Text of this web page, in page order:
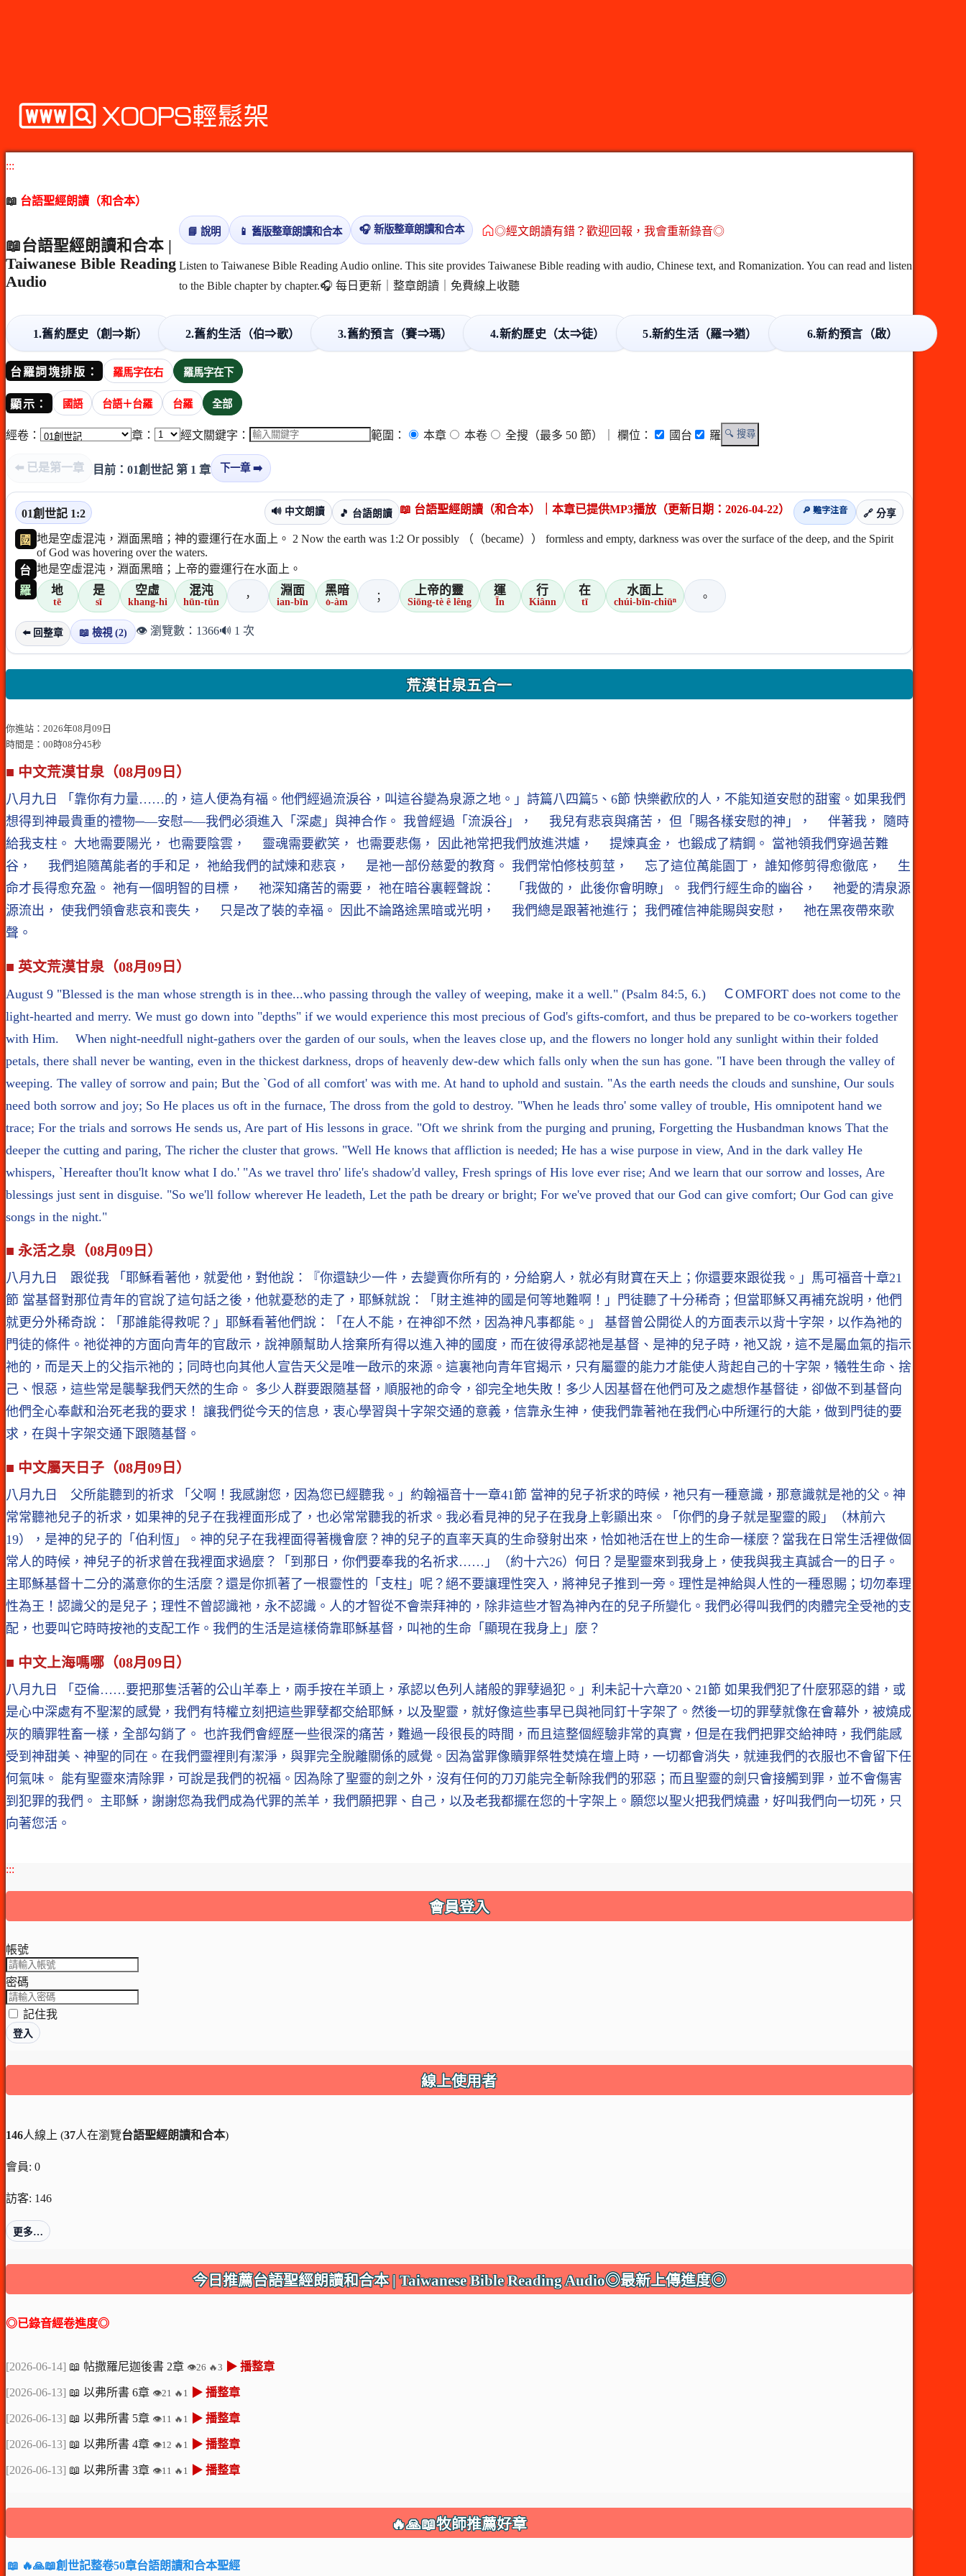
:::
📖 台語聖經朗讀（和合本）
📖台語聖經朗讀和合本 |
Taiwanese Bible Reading
Audio
📘 說明 📱 舊版整章朗讀和合本 🎧 新版整章朗讀和合本 ◎經文朗讀有錯？歡迎回報，我會重新錄音◎
Listen to Taiwanese Bible Reading Audio online. This site provides Taiwanese Bible reading with audio, Chinese text, and Romanization. You can read and listen
to the Bible chapter by chapter.🎧 每日更新｜整章朗讀｜免費線上收聽
1.舊約歷史（創⇒斯） 2.舊約生活（伯⇒歌） 3.舊約預言（賽⇒瑪） 4.新約歷史（太⇒徒） 5.新約生活（羅⇒猶） 6.新約預言（啟）
台羅詞塊排版： 羅馬字在右 羅馬字在下
顯示： 國語 台語＋台羅 台羅 全部
經卷： 章： 經文關鍵字： 範圍： 本章 本卷 全搜（最多 50 節） ｜ 欄位： 國台 羅 🔍 搜尋
⬅️ 已是第一章 目前：01創世記 第 1 章 下一章 ➡️
01創世記 1:2 🔊 中文朗讀 🎵 台語朗讀 📖 台語聖經朗讀（和合本）｜本章已提供MP3播放（更新日期：2026-04-22） 🔎 難字注音 🔗 分享
國 地是空虛混沌，淵面黑暗；神的靈運行在水面上。 2 Now the earth was 1:2 Or possibly （（became）） formless and empty, darkness was over the surface of the deep, and the Spirit
of God was hovering over the waters.
台 地是空虛混沌，淵面黑暗；上帝的靈運行在水面上。
羅
地
tē
是
sī
空虛
khang-hi
混沌
hūn-tūn ， 淵面
ian-bīn
黑暗
o͘-àm ； 上帝的靈
Siōng-tè ê lêng
運
Īn
行
Kiânn
在
tī
水面上
chúi-bīn-chiūⁿ 。
⬅️ 回整章 📖 檢視 (2) 👁️ 瀏覽數：1366🔊 1 次
荒漠甘泉五合一
你進站：2026年08月09日
時間是：00時08分45秒
■ 中文荒漠甘泉（08月09日）
八月九日 「靠你有力量……的，這人便為有福。他們經過流淚谷，叫這谷變為泉源之地。」詩篇八四篇5、6節 快樂歡欣的人，不能知道安慰的甜蜜。如果我們
想得到神最貴重的禮物─—安慰─—我們必須進入「深處」與神合作。 我曾經過「流淚谷」， 我兒有悲哀與痛苦， 但「賜各樣安慰的神」， 伴著我， 隨時
給我支柱。 大地需要陽光， 也需要陰雲， 靈魂需要歡笑， 也需要悲傷， 因此祂常把我們放進洪爐， 提煉真金， 也鍛成了精鋼。 當祂領我們穿過苦難
谷， 我們追隨萬能者的手和足， 祂給我們的試煉和悲哀， 是祂一部份慈愛的教育。 我們常怕修枝剪莖， 忘了這位萬能園丁， 誰知修剪得愈徹底， 生
命才長得愈充盈。 祂有一個明智的目標， 祂深知痛苦的需要， 祂在暗谷裏輕聲說： 「我做的， 此後你會明瞭」。 我們行經生命的幽谷， 祂愛的清泉源
源流出， 使我們領會悲哀和喪失， 只是改了裝的幸福。 因此不論路途黑暗或光明， 我們總是跟著祂進行； 我們確信神能賜與安慰， 祂在黑夜帶來歌
聲。
■ 英文荒漠甘泉（08月09日）
August 9 "Blessed is the man whose strength is in thee...who passing through the valley of weeping, make it a well." (Psalm 84:5, 6.) ＣOMFORT does not come to the
light-hearted and merry. We must go down into "depths" if we would experience this most precious of God's gifts-comfort, and thus be prepared to be co-workers together
with Him. When night-needfull night-gathers over the garden of our souls, when the leaves close up, and the flowers no longer hold any sunlight within their folded
petals, there shall never be wanting, even in the thickest darkness, drops of heavenly dew-dew which falls only when the sun has gone. "I have been through the valley of
weeping. The valley of sorrow and pain; But the `God of all comfort' was with me. At hand to uphold and sustain. "As the earth needs the clouds and sunshine, Our souls
need both sorrow and joy; So He places us oft in the furnace, The dross from the gold to destroy. "When he leads thro' some valley of trouble, His omnipotent hand we
trace; For the trials and sorrows He sends us, Are part of His lessons in grace. "Oft we shrink from the purging and pruning, Forgetting the Husbandman knows That the
deeper the cutting and paring, The richer the cluster that grows. "Well He knows that affliction is needed; He has a wise purpose in view, And in the dark valley He
whispers, `Hereafter thou'lt know what I do.' "As we travel thro' life's shadow'd valley, Fresh springs of His love ever rise; And we learn that our sorrow and losses, Are
blessings just sent in disguise. "So we'll follow wherever He leadeth, Let the path be dreary or bright; For we've proved that our God can give comfort; Our God can give
songs in the night."
■ 永活之泉（08月09日）
八月九日 跟從我 「耶穌看著他，就愛他，對他說：『你還缺少一件，去變賣你所有的，分給窮人，就必有財寶在天上；你還要來跟從我。」馬可福音十章21
節 當基督對那位青年的官說了這句話之後，他就憂愁的走了，耶穌就說：「財主進神的國是何等地難啊！」門徒聽了十分稀奇；但當耶穌又再補充說明，他們
就更分外稀奇說：「那誰能得救呢？」耶穌看著他們說：「在人不能，在神卻不然，因為神凡事都能。」 基督曾公開從人的方面表示以背十字架，以作為祂的
門徒的條件。祂從神的方面向青年的官啟示，說神願幫助人捨棄所有得以進入神的國度，而在彼得承認祂是基督、是神的兒子時，祂又說，這不是屬血氣的指示
祂的，而是天上的父指示祂的；同時也向其他人宣告天父是唯一啟示的來源。這裏祂向青年官揭示，只有屬靈的能力才能使人背起自己的十字架，犧牲生命、捨
己、恨惡，這些常是襲擊我們天然的生命。 多少人群要跟隨基督，順服祂的命令，卻完全地失敗！多少人因基督在他們可及之處想作基督徒，卻做不到基督向
他們全心奉獻和治死老我的要求！ 讓我們從今天的信息，衷心學習與十字架交通的意義，信靠永生神，使我們靠著祂在我們心中所運行的大能，做到門徒的要
求，在與十字架交通下跟隨基督。
■ 中文屬天日子（08月09日）
八月九日 父所能聽到的祈求 「父啊！我感謝您，因為您已經聽我。」約翰福音十一章41節 當神的兒子祈求的時候，祂只有一種意識，那意識就是祂的父。神
常常聽祂兒子的祈求，如果神的兒子在我裡面形成了，也必常常聽我的祈求。我必看見神的兒子在我身上彰顯出來。「你們的身子就是聖靈的殿」（林前六
19），是神的兒子的「伯利恆」。神的兒子在我裡面得著機會麼？神的兒子的直率天真的生命發射出來，恰如祂活在世上的生命一樣麼？當我在日常生活裡做個
常人的時候，神兒子的祈求曾在我裡面求過麼？「到那日，你們要奉我的名祈求……」（約十六26）何日？是聖靈來到我身上，使我與我主真誠合一的日子。
主耶穌基督十二分的滿意你的生活麼？還是你抓著了一根靈性的「支柱」呢？絕不要讓理性突入，將神兒子推到一旁。理性是神給與人性的一種恩賜；切勿奉理
性為王！認識父的是兒子；理性不曾認識祂，永不認識。人的才智從不會崇拜神的，除非這些才智為神內在的兒子所變化。我們必得叫我們的肉體完全受祂的支
配，也要叫它時時按祂的支配工作。我們的生活是這樣倚靠耶穌基督，叫祂的生命「顯現在我身上」麼？
■ 中文上海嗎哪（08月09日）
八月九日 「亞倫……要把那隻活著的公山羊奉上，兩手按在羊頭上，承認以色列人諸般的罪孽過犯。」利未記十六章20、21節 如果我們犯了什麼邪惡的錯，或
是心中深處有不聖潔的感覺，我們有特權立刻把這些罪孽都交給耶穌，以及聖靈，就好像這些事早已與祂同釘十字架了。然後一切的罪孽就像在會幕外，被燒成
灰的贖罪牲畜一樣，全部勾銷了。 也許我們會經歷一些很深的痛苦，難過一段很長的時間，而且這整個經驗非常的真實，但是在我們把罪交給神時，我們能感
受到神甜美、神聖的同在。在我們靈裡則有潔淨，與罪完全脫離關係的感覺。因為當罪像贖罪祭牲焚燒在壇上時，一切都會消失，就連我們的衣服也不會留下任
何氣味。 能有聖靈來清除罪，可說是我們的祝福。因為除了聖靈的劍之外，沒有任何的刀刃能完全斬除我們的邪惡；而且聖靈的劍只會接觸到罪，並不會傷害
到犯罪的我們。 主耶穌，謝謝您為我們成為代罪的羔羊，我們願把罪、自己，以及老我都擺在您的十字架上。願您以聖火把我們燒盡，好叫我們向一切死，只
向著您活。
:::
會員登入
帳號
密碼
記住我
登入
線上使用者
146人線上 (37人在瀏覽台語聖經朗讀和合本)
會員: 0
訪客: 146
更多…
今日推薦台語聖經朗讀和合本 | Taiwanese Bible Reading Audio◎最新上傳進度◎
◎已錄音經卷進度◎
[2026-06-14] 📖 帖撒羅尼迦後書 2章 👁️26 🔥3 ▶ 播整章
[2026-06-13] 📖 以弗所書 6章 👁️21 🔥1 ▶ 播整章
[2026-06-13] 📖 以弗所書 5章 👁️11 🔥1 ▶ 播整章
[2026-06-13] 📖 以弗所書 4章 👁️12 🔥1 ▶ 播整章
[2026-06-13] 📖 以弗所書 3章 👁️11 🔥1 ▶ 播整章
🔥🙏📖牧師推薦好章
📖 🔥🙏📖創世記整卷50章台語朗讀和合本聖經